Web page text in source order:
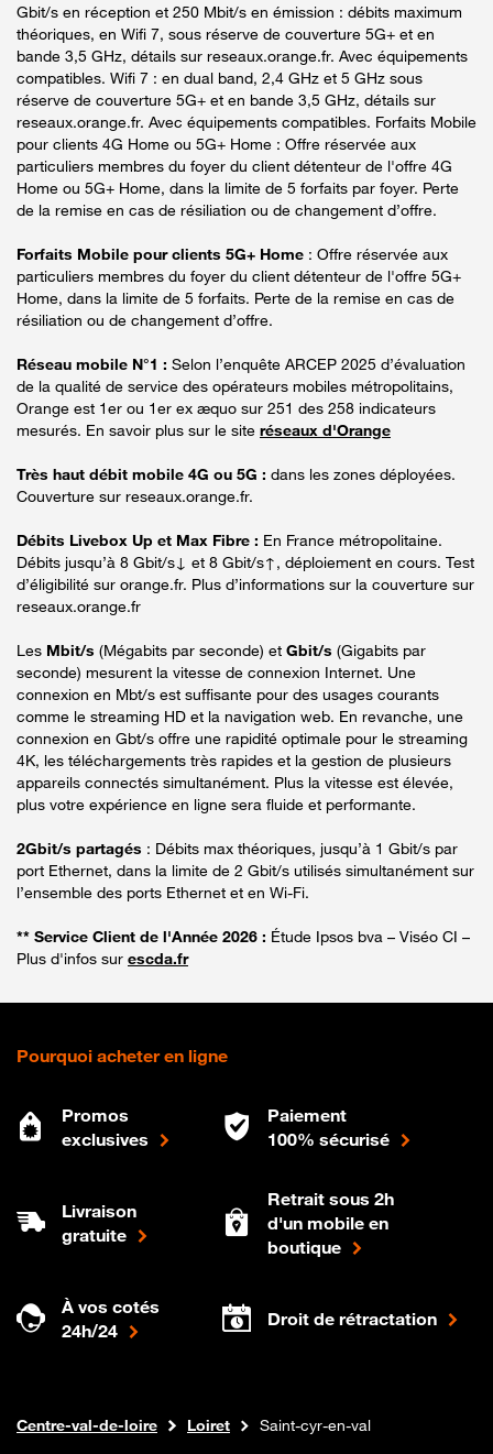
Gbit/s en réception et 250 Mbit/s en émission : débits maximum
théoriques, en Wifi 7, sous réserve de couverture 5G+ et en
bande 3,5 GHz, détails sur reseaux.orange.fr. Avec équipements
compatibles. Wifi 7 : en dual band, 2,4 GHz et 5 GHz sous
réserve de couverture 5G+ et en bande 3,5 GHz, détails sur
reseaux.orange.fr. Avec équipements compatibles. Forfaits Mobile
pour clients 4G Home ou 5G+ Home : Offre réservée aux
particuliers membres du foyer du client détenteur de l'offre 4G
Home ou 5G+ Home, dans la limite de 5 forfaits par foyer. Perte
de la remise en cas de résiliation ou de changement d’offre.
Forfaits Mobile pour clients 5G+ Home : Offre réservée aux
particuliers membres du foyer du client détenteur de l'offre 5G+
Home, dans la limite de 5 forfaits. Perte de la remise en cas de
résiliation ou de changement d’offre.
Réseau mobile N°1 : Selon l’enquête ARCEP 2025 d’évaluation
de la qualité de service des opérateurs mobiles métropolitains,
Orange est 1er ou 1er ex æquo sur 251 des 258 indicateurs
mesurés. En savoir plus sur le site réseaux d'Orange
Très haut débit mobile 4G ou 5G : dans les zones déployées.
Couverture sur reseaux.orange.fr.
Débits Livebox Up et Max Fibre : En France métropolitaine.
Débits jusqu’à 8 Gbit/s↓ et 8 Gbit/s↑, déploiement en cours. Test
d’éligibilité sur orange.fr. Plus d’informations sur la couverture sur
reseaux.orange.fr
Les Mbit/s (Mégabits par seconde) et Gbit/s (Gigabits par
seconde) mesurent la vitesse de connexion Internet. Une
connexion en Mbt/s est suffisante pour des usages courants
comme le streaming HD et la navigation web. En revanche, une
connexion en Gbt/s offre une rapidité optimale pour le streaming
4K, les téléchargements très rapides et la gestion de plusieurs
appareils connectés simultanément. Plus la vitesse est élevée,
plus votre expérience en ligne sera fluide et performante.
2Gbit/s partagés : Débits max théoriques, jusqu’à 1 Gbit/s par
port Ethernet, dans la limite de 2 Gbit/s utilisés simultanément sur
l’ensemble des ports Ethernet et en Wi-Fi.
** Service Client de l'Année 2026 : Étude Ipsos bva – Viséo CI –
Plus d'infos sur escda.fr
Pourquoi acheter en ligne
Promos
exclusives
Paiement
100% sécurisé
Livraison
gratuite
Retrait sous 2h
d'un mobile en
boutique
À vos cotés
24h/24
Droit de rétractation
Boutique Orange
Internet fibre
Centre-val-de-loire Loiret Saint-cyr-en-val